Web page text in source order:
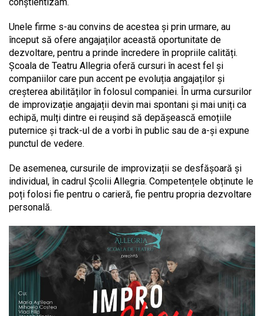
Unele firme s-au convins de acestea și prin urmare, au
început să ofere angajaților această oportunitate de
dezvoltare, pentru a prinde încredere în propriile calități.
Școala de Teatru Allegria oferă cursuri în acest fel și
companiilor care pun accent pe evoluția angajaților și
creșterea abilităților în folosul companiei. În urma cursurilor
de improvizație angajații devin mai spontani și mai uniți ca
echipă, mulți dintre ei reușind să depășească emoțiile
puternice și track-ul de a vorbi în public sau de a-și expune
punctul de vedere.
De asemenea, cursurile de improvizații se desfășoară și
individual, în cadrul Școlii Allegria. Competențele obținute le
poți folosi fie pentru o carieră, fie pentru propria dezvoltare
personală.